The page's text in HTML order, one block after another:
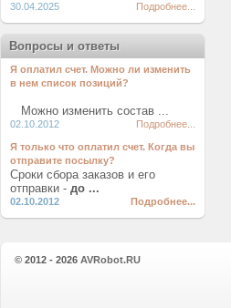
30.04.2025
Подробнее...
Вопросы и ответы
Я оплатил счет. Можно ли изменить
в нем список позиций?
Можно изменить состав ...
02.10.2012 Подробнее...
Я только что оплатил счет. Когда вы
отправите посылку?
Сроки сбора заказов и его
отправки - до ...
02.10.2012 Подробнее...
© 2012 - 2026 AVRobot.RU